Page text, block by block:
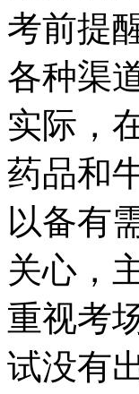
考前提
各种渠
实际，
药品和
以备有
关心，
重视考
试没有